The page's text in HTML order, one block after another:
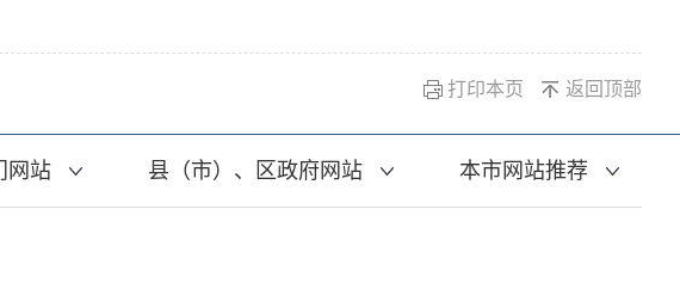
打印本页 返回顶部
网站 县（市）、区政府网站 本市网站推荐